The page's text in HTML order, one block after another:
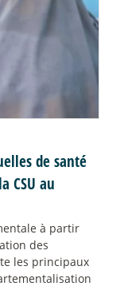
de santé
CSU au
à partir
des
les principaux